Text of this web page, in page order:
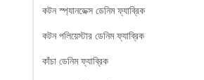
কটন স্প্যানডেক্স ডেনিম ফ্যাব্রিক
কটন পলিয়েস্টার ডেনিম ফ্যাব্রিক
কাঁচা ডেনিম ফ্যাব্রিক